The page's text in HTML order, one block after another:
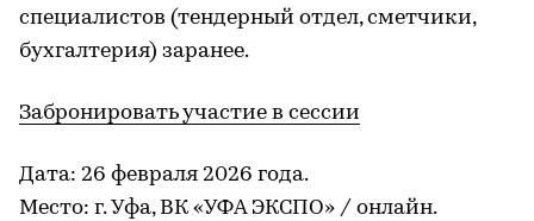
специалистов (тендерный отдел, сметчики,
бухгалтерия) заранее.
Забронировать участие в сессии
Дата: 26 февраля 2026 года.
Место: г. Уфа, ВК «УФА ЭКСПО» / онлайн.